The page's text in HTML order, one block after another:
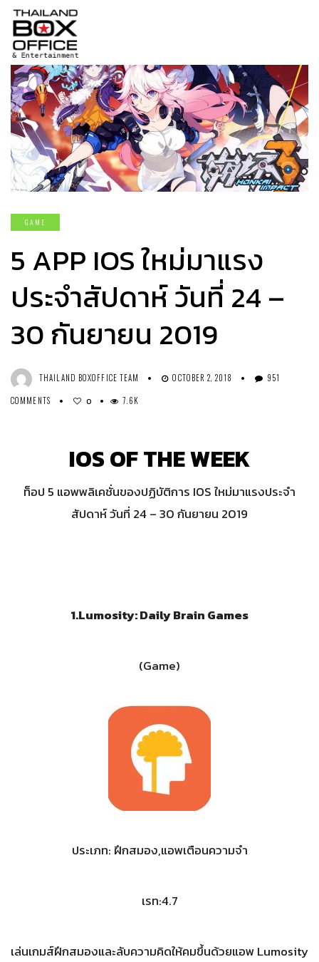
GAME
5 APP IOS ใหม่มาแรง
ประจำสัปดาห์ วันที่ 24 –
30 กันยายน 2019
THAILAND BOXOFFICE TEAM OCTOBER 2, 2018
951
COMMENTS
0 7.6K
IOS OF THE WEEK
ท็อป 5 แอพพลิเคชั่นของปฏิบัติการ IOS ใหม่มาแรงประจำ
สัปดาห์ วันที่ 24 – 30 กันยายน 2019
1.Lumosity: Daily Brain Games
(Game)
ประเภท: ฝึกสมอง,แอพเตือนความจำ
เรท:4.7
เล่นเกมส์ฝึกสมองและลับความคิดให้คมขึ้นด้วยแอพ Lumosity